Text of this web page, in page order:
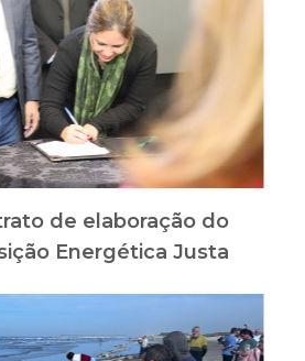
de elaboração do
Energética Justa